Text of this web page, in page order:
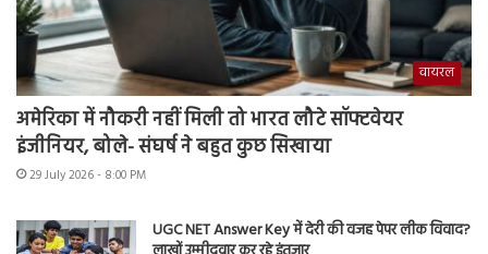
वायरल
अमेरिका में नौकरी नहीं मिली तो भारत लौटे सॉफ्टवेयर
इंजीनियर, बोले- संघर्ष ने बहुत कुछ सिखाया
29 July 2026 - 8:00 PM
UGC NET Answer Key में देरी की वजह पेपर लीक विवाद?